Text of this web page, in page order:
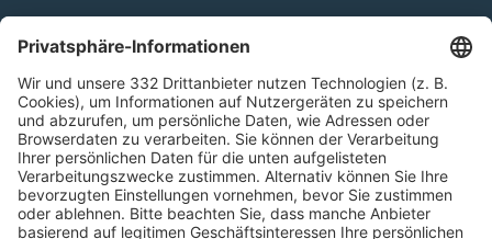
Kontakt
HÄUFIG BESUCHTE SEITEN
Pässe und Vereinswechsel
Trainerausbildung
Schulungsangebot Vereinsmitarbeiter
BFV-Geschäftsstellen